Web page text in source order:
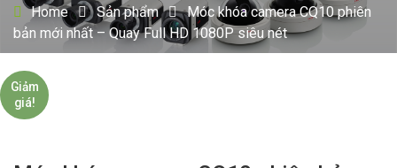
Home Sản phẩm
Móc khóa camera CQ10 phiên
bản mới nhất – Quay Full HD 1080P siêu nét
Giảm
giá!